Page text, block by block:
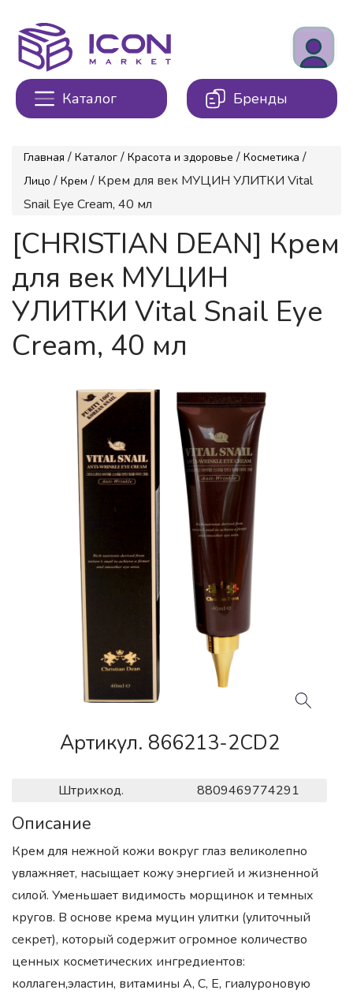
Каталог Бренды
Главная / Каталог / Красота и здоровье / Косметика /
Лицо / Крем / Крем для век МУЦИН УЛИТКИ Vital
Snail Eye Cream, 40 мл
[CHRISTIAN DEAN] Крем
для век МУЦИН
УЛИТКИ Vital Snail Eye
Cream, 40 мл
Артикул. 866213-2CD2
Штрихкод. 8809469774291
Описание
Крем для нежной кожи вокруг глаз великолепно
увлажняет, насыщает кожу энергией и жизненной
силой. Уменьшает видимость морщинок и темных
кругов. В основе крема муцин улитки (улиточный
секрет), который содержит огромное количество
ценных косметических ингредиентов:
коллаген,эластин, витамины А, С, Е, гиалуроновую